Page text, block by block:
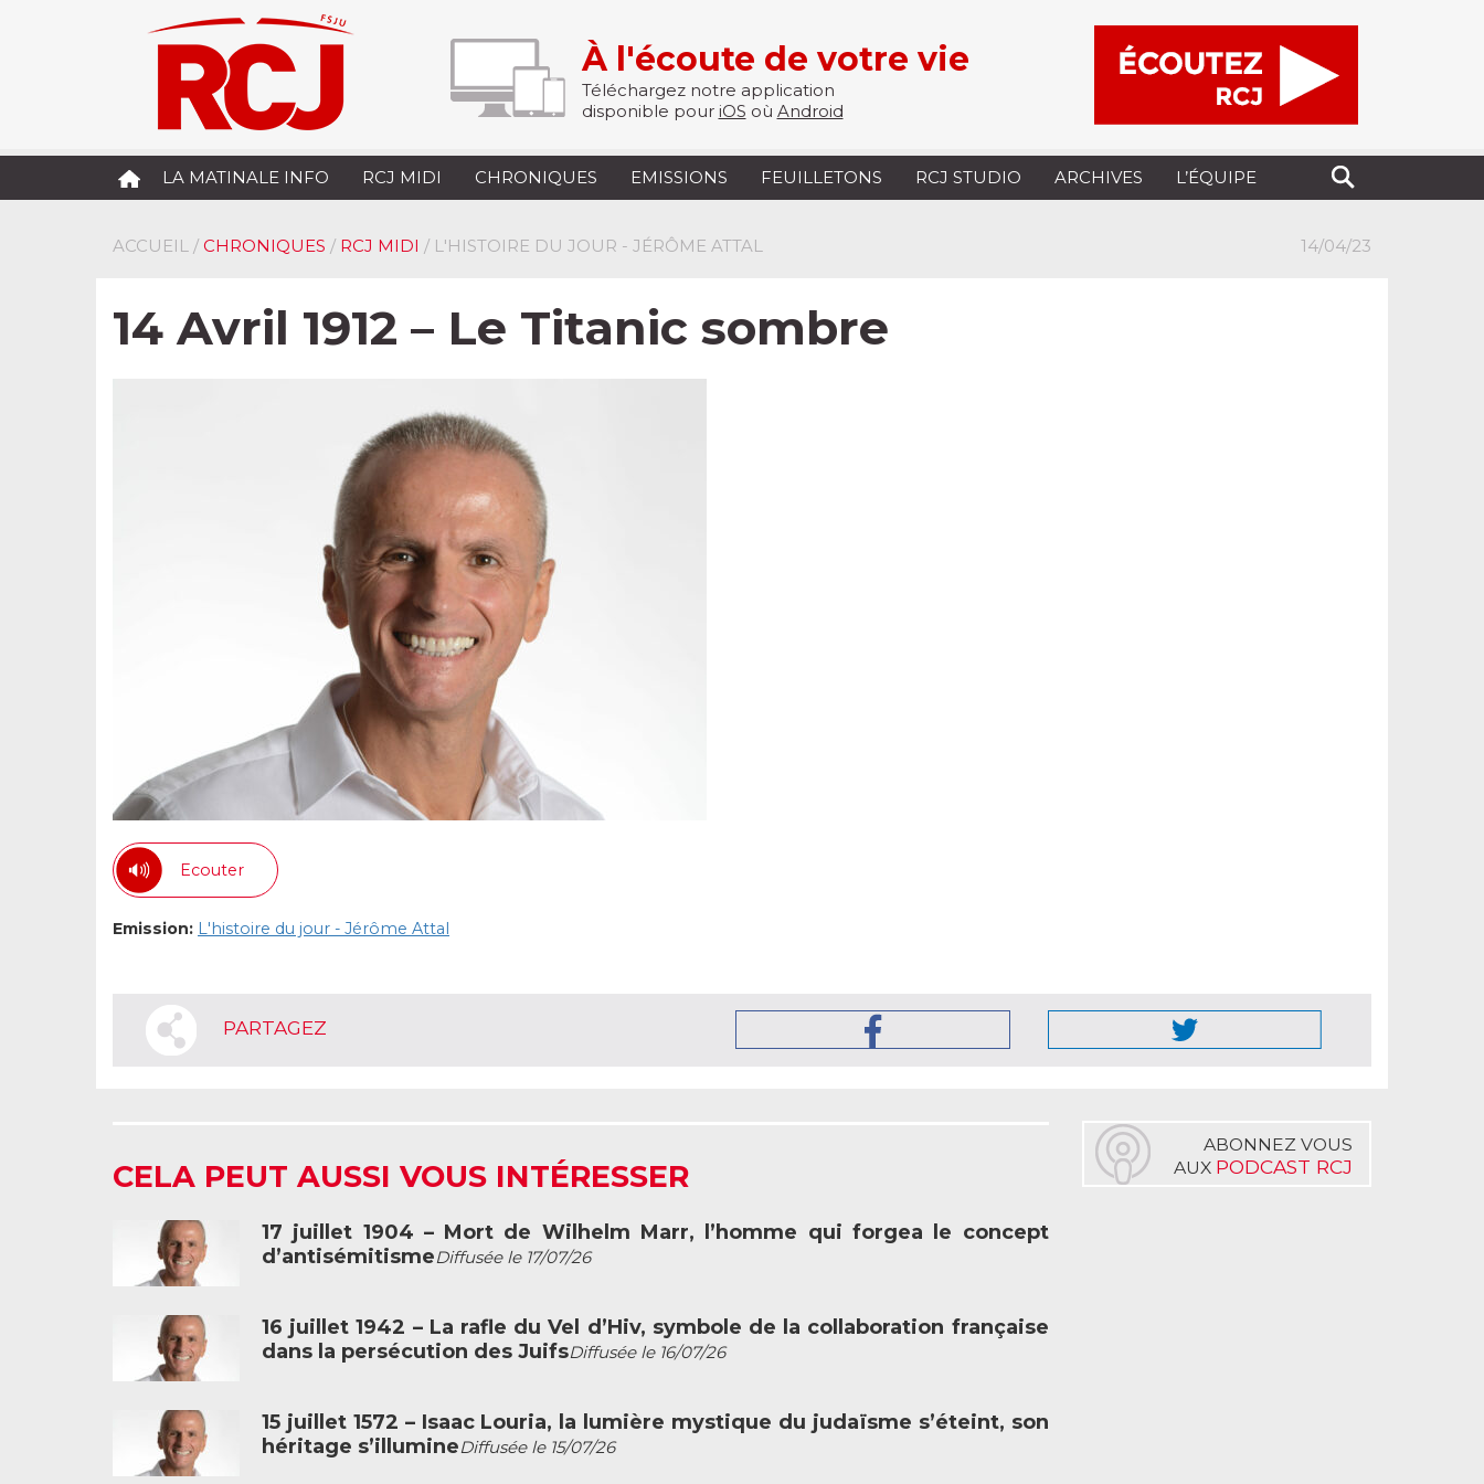
À l'écoute de votre vie
Téléchargez notre application
disponible pour iOS où Android
LA MATINALE INFO RCJ MIDI CHRONIQUES EMISSIONS FEUILLETONS RCJ STUDIO ARCHIVES L’ÉQUIPE
ACCUEIL / CHRONIQUES / RCJ MIDI / L'HISTOIRE DU JOUR - JÉRÔME ATTAL 14/04/23
14 Avril 1912 – Le Titanic sombre
Ecouter
Emission: L'histoire du jour - Jérôme Attal
PARTAGEZ
CELA PEUT AUSSI VOUS INTÉRESSER
17 juillet 1904 – Mort de Wilhelm Marr, l’homme qui forgea le concept
d’antisémitismeDiffusée le 17/07/26
16 juillet 1942 – La rafle du Vel d’Hiv, symbole de la collaboration française
dans la persécution des JuifsDiffusée le 16/07/26
15 juillet 1572 – Isaac Louria, la lumière mystique du judaïsme s’éteint, son
héritage s’illumineDiffusée le 15/07/26
ABONNEZ VOUS
AUX PODCAST RCJ